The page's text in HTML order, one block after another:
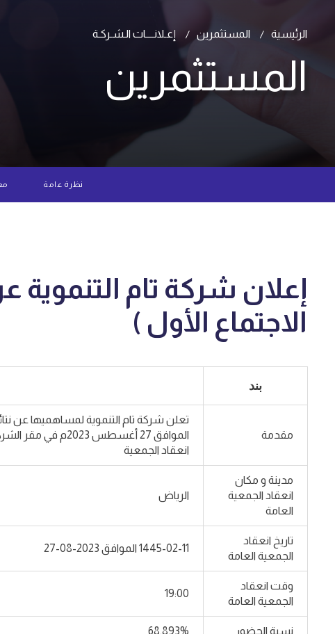
الرئيسية المستثمرين إعـلانــــات الـشـركـة
المستثمرين
نظرة عامة
إعلان شركة تام التنموية
الاجتماع الأول )
بند
مقدمة
الموافق 27
انعقاد الجمعية
مدينة و مكان
انعقاد الجمعية
العامة
الرياض
تاريخ انعقاد
الجمعية العامة
1445-02-11 الموافق 2023-08-27
وقت انعقاد
الجمعية العامة
19:00
نسبة الحضور 68.893%